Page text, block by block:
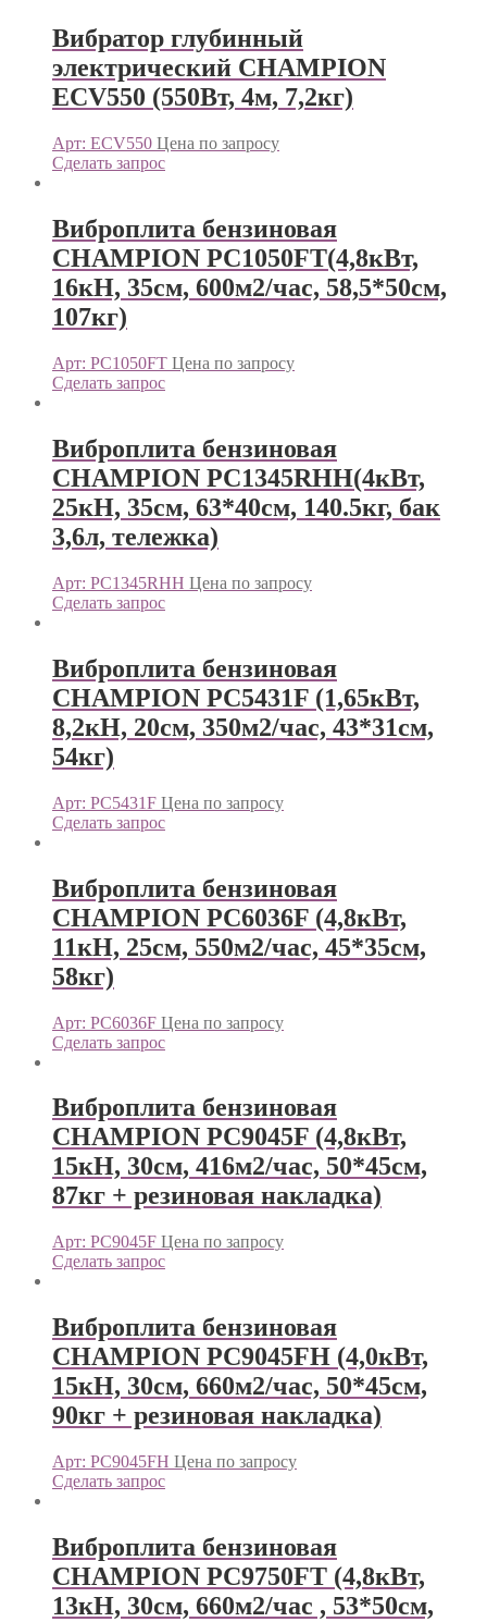
Вибратор глубинный
электрический CHAMPION
ECV550 (550Вт, 4м, 7,2кг)
Арт: ECV550 Цена по запросу
Сделать запрос
Виброплита бензиновая
CHAMPION PC1050FT(4,8кВт,
16кН, 35см, 600м2/час, 58,5*50см,
107кг)
Арт: PC1050FT Цена по запросу
Сделать запрос
Виброплита бензиновая
CHAMPION PC1345RHH(4кВт,
25кН, 35см, 63*40см, 140.5кг, бак
3,6л, тележка)
Арт: PC1345RHH Цена по запросу
Сделать запрос
Виброплита бензиновая
CHAMPION PC5431F (1,65кВт,
8,2кН, 20см, 350м2/час, 43*31см,
54кг)
Арт: PC5431F Цена по запросу
Сделать запрос
Виброплита бензиновая
CHAMPION PC6036F (4,8кВт,
11кН, 25см, 550м2/час, 45*35см,
58кг)
Арт: PC6036F Цена по запросу
Сделать запрос
Виброплита бензиновая
CHAMPION PC9045F (4,8кВт,
15кН, 30см, 416м2/час, 50*45см,
87кг + резиновая накладка)
Арт: PC9045F Цена по запросу
Сделать запрос
Виброплита бензиновая
CHAMPION PC9045FH (4,0кВт,
15кН, 30см, 660м2/час, 50*45см,
90кг + резиновая накладка)
Арт: PC9045FH Цена по запросу
Сделать запрос
Виброплита бензиновая
CHAMPION PC9750FТ (4,8кВт,
13кН, 30см, 660м2/час , 53*50см,